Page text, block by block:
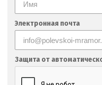
Электронная почта
Защита от